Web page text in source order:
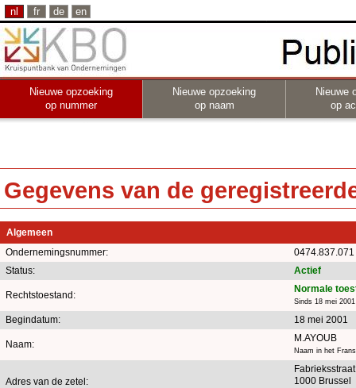
nl fr de en
Nieuwe opzoeking
op nummer
Nieuwe opzoeking
op naam
Nieuwe
op
Gegevens van de
Algemeen
Ondernemingsnummer:
0474.837.071
Status:
Actief
Rechtstoestand:
Normale
Sinds 18 mei 2001
Begindatum: 18 mei 2001
Naam:
M.AYOUB
Naam in het
Adres van de zetel:
1000 Brussel